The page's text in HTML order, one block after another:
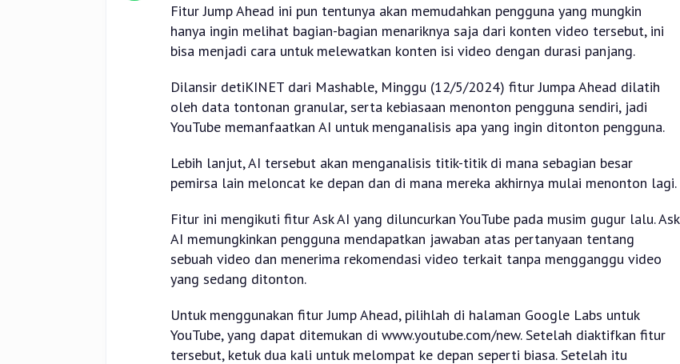
Fitur Jump Ahead ini pun tentunya akan memudahkan pengguna yang mungkin
hanya ingin melihat bagian-bagian menariknya saja dari konten video tersebut, ini
bisa menjadi cara untuk melewatkan konten isi video dengan durasi panjang.
Dilansir detiKINET dari Mashable, Minggu (12/5/2024) fitur Jumpa Ahead dilatih
oleh data tontonan granular, serta kebiasaan menonton pengguna sendiri, jadi
YouTube memanfaatkan AI untuk menganalisis apa yang ingin ditonton pengguna.
Lebih lanjut, AI tersebut akan menganalisis titik-titik di mana sebagian besar
pemirsa lain meloncat ke depan dan di mana mereka akhirnya mulai menonton lagi.
Fitur ini mengikuti fitur Ask AI yang diluncurkan YouTube pada musim gugur lalu. Ask
AI memungkinkan pengguna mendapatkan jawaban atas pertanyaan tentang
sebuah video dan menerima rekomendasi video terkait tanpa mengganggu video
yang sedang ditonton.
Untuk menggunakan fitur Jump Ahead, pilihlah di halaman Google Labs untuk
YouTube, yang dapat ditemukan di www.youtube.com/new. Setelah diaktifkan fitur
tersebut, ketuk dua kali untuk melompat ke depan seperti biasa. Setelah itu